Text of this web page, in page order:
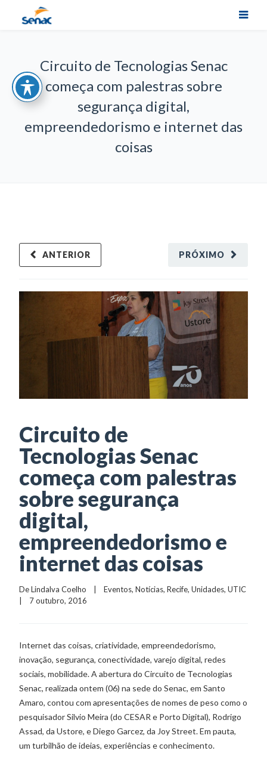
Circuito de Tecnologias Senac
começa com palestras sobre
segurança digital,
empreendedorismo e internet das
coisas
PRÓXIMO
ANTERIOR
Circuito de
Tecnologias Senac
começa com palestras
sobre segurança
digital,
empreendedorismo e
internet das coisas
De Lindalva Coelho
    |
Eventos, Notícias, Recife, Unidades, UTIC
|    7 outubro, 2016
Internet das coisas, criatividade, empreendedorismo,
inovação, segurança, conectividade, varejo digital, redes
sociais, mobilidade. A abertura do Circuito de Tecnologias
Senac, realizada ontem (06) na sede do Senac, em Santo
Amaro, contou com apresentações de nomes de peso como o
pesquisador Silvio Meira (do CESAR e Porto Digital), Rodrigo
Assad, da Ustore, e Diego Garcez, da Joy Street. Em pauta,
um turbilhão de ideias, experiências e conhecimento.